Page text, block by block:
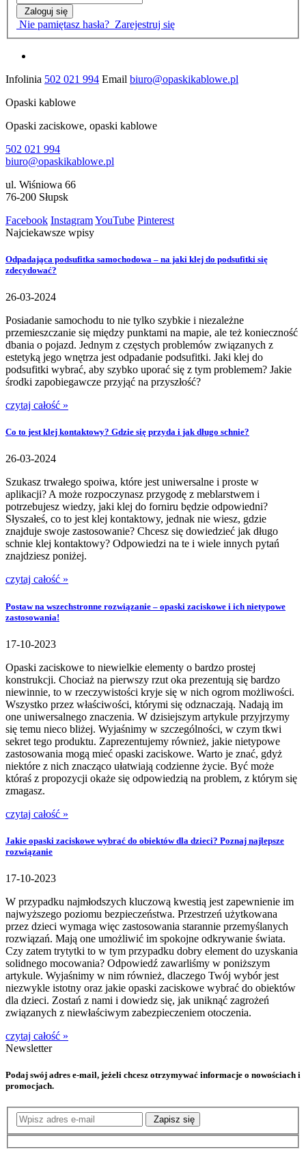
Zaloguj się
Nie pamiętasz hasła? Zarejestruj się
Infolinia 502 021 994 Email biuro@opaskikablowe.pl
Opaski kablowe
Opaski zaciskowe, opaski kablowe
502 021 994
biuro@opaskikablowe.pl
ul. Wiśniowa 66
76-200 Słupsk
Facebook InstagramYouTube Pinterest
Najciekawsze wpisy
Odpadająca podsufitka samochodowa – na jaki klej do podsufitki się
zdecydować?
26-03-2024
Posiadanie samochodu to nie tylko szybkie i niezależne
przemieszczanie się między punktami na mapie, ale też konieczność
dbania o pojazd. Jednym z częstych problemów związanych z
estetyką jego wnętrza jest odpadanie podsufitki. Jaki klej do
podsufitki wybrać, aby szybko uporać się z tym problemem? Jakie
środki zapobiegawcze przyjąć na przyszłość?
czytaj całość »
Co to jest klej kontaktowy? Gdzie się przyda i jak długo schnie?
26-03-2024
Szukasz trwałego spoiwa, które jest uniwersalne i proste w
aplikacji? A może rozpoczynasz przygodę z meblarstwem i
potrzebujesz wiedzy, jaki klej do forniru będzie odpowiedni?
Słyszałeś, co to jest klej kontaktowy, jednak nie wiesz, gdzie
znajduje swoje zastosowanie? Chcesz się dowiedzieć jak długo
schnie klej kontaktowy? Odpowiedzi na te i wiele innych pytań
znajdziesz poniżej.
czytaj całość »
Postaw na wszechstronne rozwiązanie – opaski zaciskowe i ich nietypowe
zastosowania!
17-10-2023
Opaski zaciskowe to niewielkie elementy o bardzo prostej
konstrukcji. Chociaż na pierwszy rzut oka prezentują się bardzo
niewinnie, to w rzeczywistości kryje się w nich ogrom możliwości.
Wszystko przez właściwości, którymi się odznaczają. Nadają im
one uniwersalnego znaczenia. W dzisiejszym artykule przyjrzymy
się temu nieco bliżej. Wyjaśnimy w szczególności, w czym tkwi
sekret tego produktu. Zaprezentujemy również, jakie nietypowe
zastosowania mogą mieć opaski zaciskowe. Warto je znać, gdyż
niektóre z nich znacząco ułatwiają codzienne życie. Być może
któraś z propozycji okaże się odpowiedzią na problem, z którym się
zmagasz.
czytaj całość »
Jakie opaski zaciskowe wybrać do obiektów dla dzieci? Poznaj najlepsze
rozwiązanie
17-10-2023
W przypadku najmłodszych kluczową kwestią jest zapewnienie im
najwyższego poziomu bezpieczeństwa. Przestrzeń użytkowana
przez dzieci wymaga więc zastosowania starannie przemyślanych
rozwiązań. Mają one umożliwić im spokojne odkrywanie świata.
Czy zatem trytytki to w tym przypadku dobry element do uzyskania
solidnego mocowania? Odpowiedź zawarliśmy w poniższym
artykule. Wyjaśnimy w nim również, dlaczego Twój wybór jest
niezwykle istotny oraz jakie opaski zaciskowe wybrać do obiektów
dla dzieci. Zostań z nami i dowiedz się, jak uniknąć zagrożeń
związanych z niewłaściwym zabezpieczeniem otoczenia.
czytaj całość »
Newsletter
Podaj swój adres e-mail, jeżeli chcesz otrzymywać informacje o nowościach i
promocjach.
Zapisz się